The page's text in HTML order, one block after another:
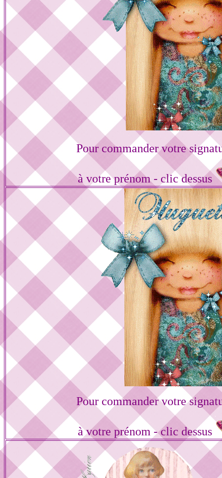
Pour commander votre
à votre prénom - clic dessus
Pour commander votre
à votre prénom - clic dessus